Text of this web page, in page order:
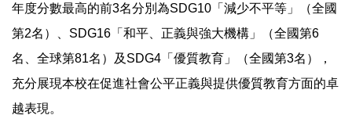
年度分數最高的前3名分別為SDG10「減少不平等」（全國
第2名）、SDG16「和平、正義與強大機構」（全國第6
名、全球第81名）及SDG4「優質教育」（全國第3名），
充分展現本校在促進社會公平正義與提供優質教育方面的卓
越表現。